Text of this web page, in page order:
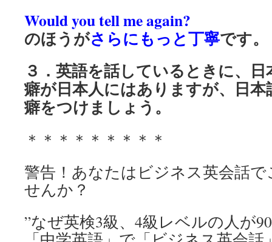
Would you tell me again?
のほうがさらにもっと丁寧です。
３．英語を話しているときに、
癖が日本人にはありますが、日
癖をつけましょう。
＊＊＊＊＊＊＊＊＊
警告！あなたはビジネス英会話
せんか？
”なぜ英検3級、4級レベルの人が